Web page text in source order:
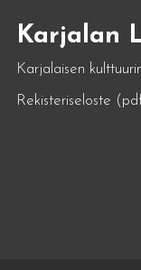
Karjalan
Karjalaisen
Rekisteriseloste